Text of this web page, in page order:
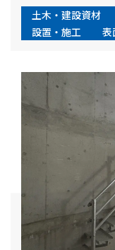
土木・建設資材
設置・施工
表